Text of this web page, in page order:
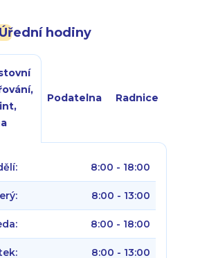
Úřední hodiny
Podatelna Radnice
8:00 - 18:00
8:00 - 13:00
8:00 - 18:00
8:00 - 13:00